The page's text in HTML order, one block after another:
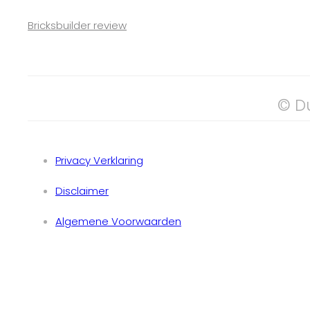
Bricksbuilder review
©
Privacy Verklaring
Disclaimer
Algemene Voorwaarden